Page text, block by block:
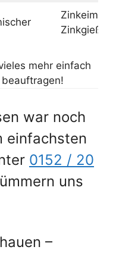
Zinkeimer,
mehr einfach
war noch
einfachsten
0152 / 20
uns
–